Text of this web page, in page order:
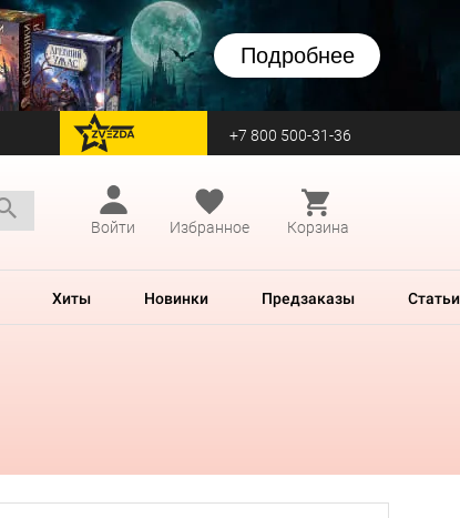
Подробнее
перейти на Zvezda +7 800 500-31-36
Войти
Избранное Корзина
Хиты Новинки Предзаказы Статьи